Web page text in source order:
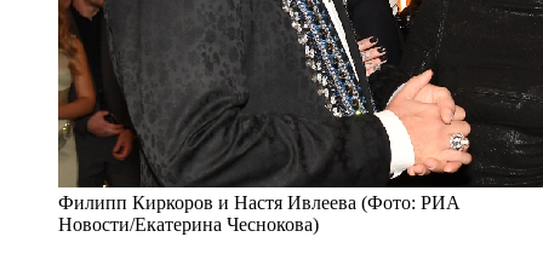
Филипп Киркоров и Настя Ивлеева (Фото: РИА
Новости/Екатерина Чеснокова)